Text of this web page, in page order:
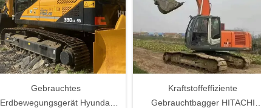
Gebrauchtes
Erdbewegungsgerät Hyundai
Kraftstoffeffiziente
Gebrauchtbagger HITACHI